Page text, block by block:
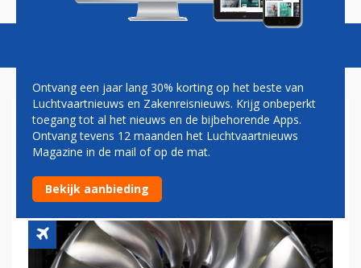
ANA ANNULEERT VLUCHTEN
VOOR EXTRA ONDERHOUD
787
Ontvang een jaar lang 30% korting op het beste van
Luchtvaartnieuws en Zakenreisnieuws. Krijg onbeperkt
toegang tot al het nieuws en de bijbehorende Apps.
Ontvang tevens 12 maanden het Luchtvaartnieuws
Magazine in de mail of op de mat.
Bekijk aanbieding